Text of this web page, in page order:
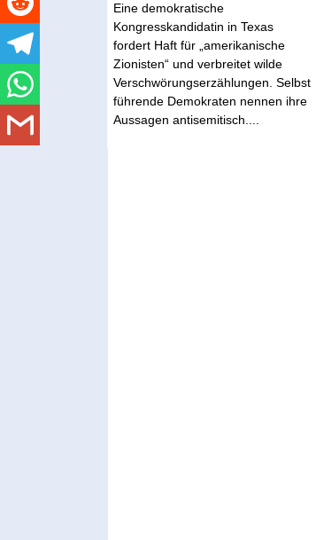
Eine demokratische
Kongresskandidatin in Texas
fordert Haft für „amerikanische
Zionisten“ und verbreitet wilde
Verschwörungserzählungen. Selbst
führende Demokraten nennen ihre
Aussagen antisemitisch....